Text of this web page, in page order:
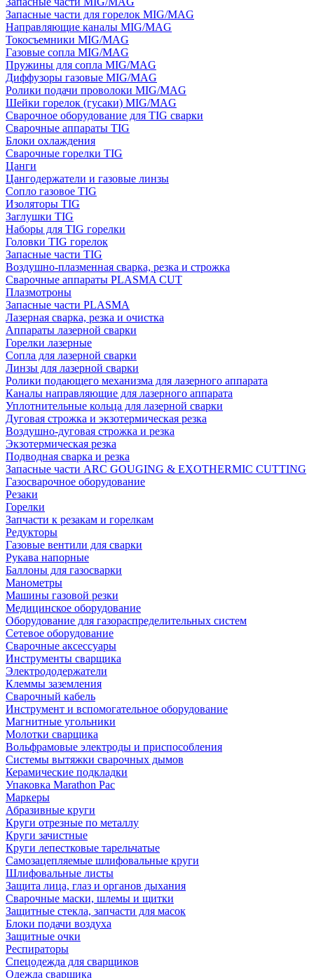
Запасные части для горелок MIG/MAG
Направляющие каналы MIG/MAG
Токосъемники MIG/MAG
Газовые сопла MIG/MAG
Пружины для сопла MIG/MAG
Диффузоры газовые MIG/MAG
Ролики подачи проволоки MIG/MAG
Шейки горелок (гусаки) MIG/MAG
Сварочное оборудование для TIG сварки
Сварочные аппараты TIG
Блоки охлаждения
Сварочные горелки TIG
Цанги
Цангодержатели и газовые линзы
Сопло газовое TIG
Изоляторы TIG
Заглушки TIG
Наборы для TIG горелки
Головки TIG горелок
Запасные части TIG
Воздушно-плазменная сварка, резка и строжка
Сварочные аппараты PLASMA CUT
Плазмотроны
Запасные части PLASMA
Лазерная сварка, резка и очистка
Аппараты лазерной сварки
Горелки лазерные
Сопла для лазерной сварки
Линзы для лазерной сварки
Ролики подающего механизма для лазерного аппарата
Каналы направляющие для лазерного аппарата
Уплотнительные кольца для лазерной сварки
Дуговая строжка и экзотермическая резка
Воздушно-дуговая строжка и резка
Экзотермическая резка
Подводная сварка и резка
Запасные части ARC GOUGING & EXOTHERMIC CUTTING
Газосварочное оборудование
Резаки
Горелки
Запчасти к резакам и горелкам
Редукторы
Газовые вентили для сварки
Рукава напорные
Баллоны для газосварки
Манометры
Машины газовой резки
Медицинское оборудование
Оборудование для газораспределительных систем
Сетевое оборудование
Сварочные аксессуары
Инструменты сварщика
Электрододержатели
Клеммы заземления
Сварочный кабель
Инструмент и вспомогательное оборудование
Магнитные угольники
Молотки сварщика
Вольфрамовые электроды и приспособления
Системы вытяжки сварочных дымов
Керамические подкладки
Упаковка Marathon Pac
Маркеры
Абразивные круги
Круги отрезные по металлу
Круги зачистные
Круги лепестковые тарельчатые
Самозацепляемые шлифовальные круги
Шлифовальные листы
Защита лица, глаз и органов дыхания
Сварочные маски, шлемы и щитки
Защитные стекла, запчасти для масок
Блоки подачи воздуха
Защитные очки
Респираторы
Спецодежда для сварщиков
Одежда сварщика